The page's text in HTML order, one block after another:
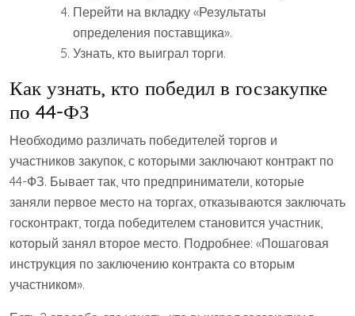
Перейти на вкладку «Результаты
определения поставщика».
Узнать, кто выиграл торги.
Как узнать, кто победил в госзакупке
по 44-ФЗ
Необходимо различать победителей торгов и
участников закупок, с которыми заключают контракт по
44-ФЗ. Бывает так, что предприниматели, которые
заняли первое место на торгах, отказываются заключать
госконтракт, тогда победителем становится участник,
который занял второе место. Подробнее: «Пошаговая
инструкция по заключению контракта со вторым
участником».